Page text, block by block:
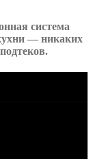
система
— никаких